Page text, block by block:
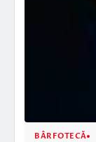
BÂRFOTECĂ